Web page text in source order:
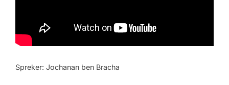
Spreker: Jochanan ben Bracha